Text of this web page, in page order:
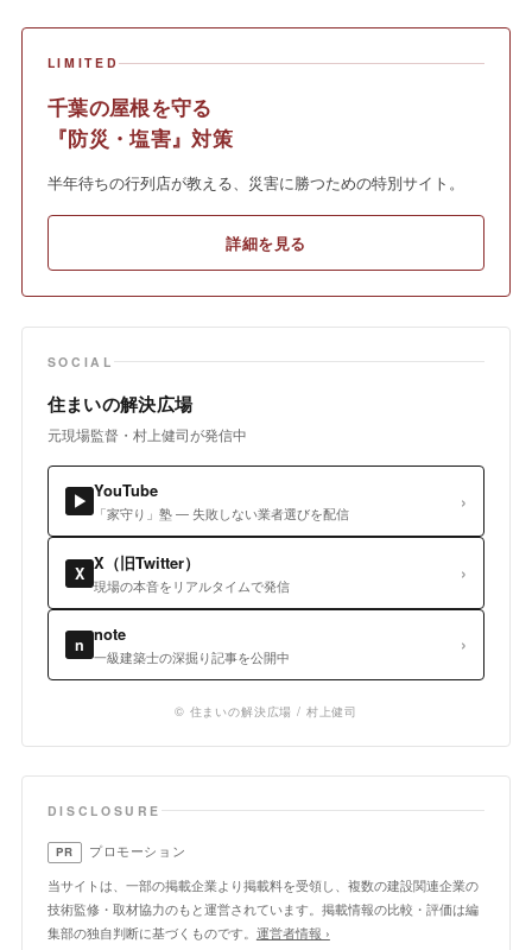
LIMITED
千葉の屋根を守る
『防災・塩害』対策
半年待ちの行列店が教える、災害に勝つための特別サイト。
詳細を見る
SOCIAL
住まいの解決広場
元現場監督・村上健司が発信中
▶
YouTube
「家守り」塾 — 失敗しない業者選びを配信
›
X
X（旧Twitter）
現場の本音をリアルタイムで発信
›
n
note
一級建築士の深掘り記事を公開中
›
© 住まいの解決広場 / 村上健司
DISCLOSURE
PR
プロモーション
当サイトは、一部の掲載企業より掲載料を受領し、複数の建設関連企業の
技術監修・取材協力のもと運営されています。掲載情報の比較・評価は編
集部の独自判断に基づくものです。 運営者情報 ›